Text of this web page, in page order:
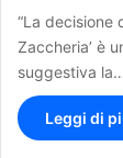
“La decisione
Zaccheria’ è
suggestiva la…
Leggi di